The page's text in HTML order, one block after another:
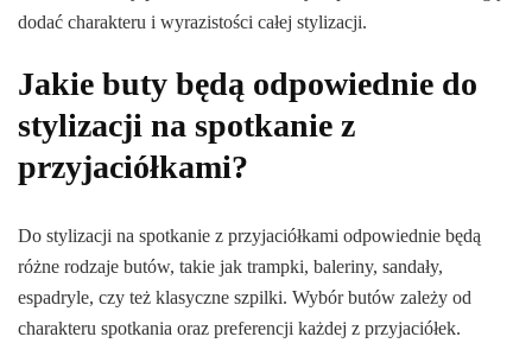
dodać charakteru i wyrazistości całej stylizacji.
Jakie buty będą odpowiednie do
stylizacji na spotkanie z
przyjaciółkami?
Do stylizacji na spotkanie z przyjaciółkami odpowiednie będą
różne rodzaje butów, takie jak trampki, baleriny, sandały,
espadryle, czy też klasyczne szpilki. Wybór butów zależy od
charakteru spotkania oraz preferencji każdej z przyjaciółek.